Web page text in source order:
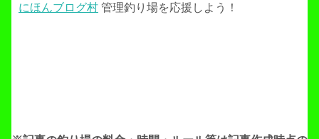
にほんブログ村 管理釣り場を応援しよう！